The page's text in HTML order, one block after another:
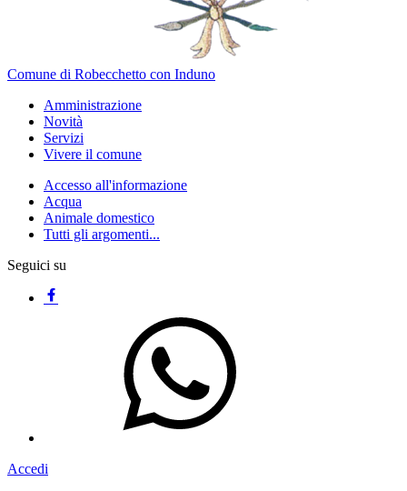
Comune di Robecchetto con Induno
Amministrazione
Novità
Servizi
Vivere il comune
Accesso all'informazione
Acqua
Animale domestico
Tutti gli argomenti...
Seguici su
Accedi